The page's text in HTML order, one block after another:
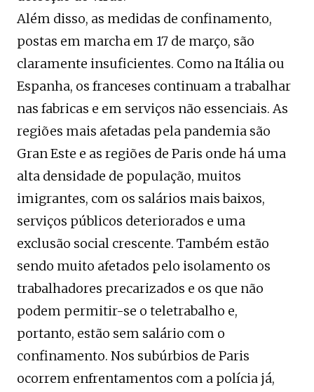
Além disso, as medidas de confinamento,
postas em marcha em 17 de março, são
claramente insuficientes. Como na Itália ou
Espanha, os franceses continuam a trabalhar
nas fabricas e em serviços não essenciais. As
regiões mais afetadas pela pandemia são
Gran Este e as regiões de Paris onde há uma
alta densidade de população, muitos
imigrantes, com os salários mais baixos,
serviços públicos deteriorados e uma
exclusão social crescente. Também estão
sendo muito afetados pelo isolamento os
trabalhadores precarizados e os que não
podem permitir-se o teletrabalho e,
portanto, estão sem salário com o
confinamento. Nos subúrbios de Paris
ocorrem enfrentamentos com a polícia já,